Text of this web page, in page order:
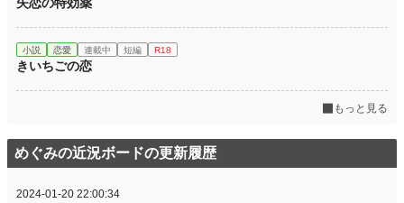
小説 恋愛 連載中 短編 R18
きいちごの恋
もっと見る
めぐみの近況ボードの更新履歴
2024-01-20 22:00:34